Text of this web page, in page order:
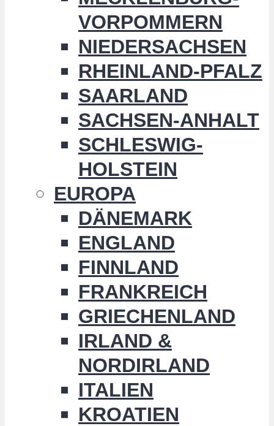
VORPOMMERN
NIEDERSACHSEN
RHEINLAND-PFALZ
SAARLAND
SACHSEN-ANHALT
SCHLESWIG-
HOLSTEIN
EUROPA
DÄNEMARK
ENGLAND
FINNLAND
FRANKREICH
GRIECHENLAND
IRLAND &
NORDIRLAND
ITALIEN
KROATIEN